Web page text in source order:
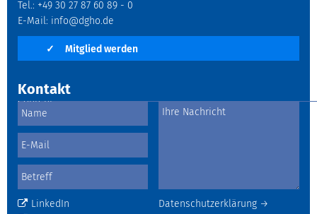
Tel.: +49 30 27 87 60 89 - 0
E-Mail: info@dgho.de
✓ Mitglied werden
Kontakt
Datenschutzerklärung →
LinkedIn